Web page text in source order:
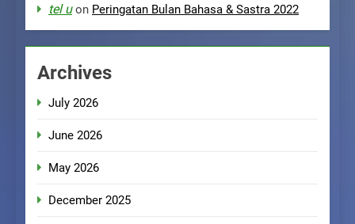
tel uon Peringatan Bulan Bahasa & Sastra 2022
Archives
July 2026
June 2026
May 2026
December 2025